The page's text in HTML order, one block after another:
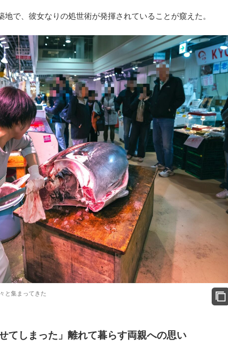
で、彼女なりの処世術が発揮されていることが窺えた。
と集まってきた
てしまった」離れて暮らす両親への思い